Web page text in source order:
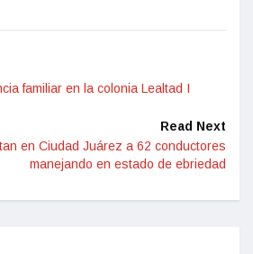
familiar en la colonia Lealtad I
Read Next
en Ciudad Juárez a 62 conductores
manejando en estado de ebriedad